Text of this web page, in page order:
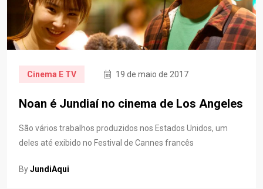
Cinema E TV 19 de maio de 2017
Noan é Jundiaí no cinema de Los Angeles
São vários trabalhos produzidos nos Estados Unidos, um
deles até exibido no Festival de Cannes francês
ByJundiAqui